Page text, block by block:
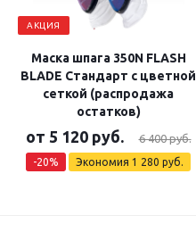
АКЦИЯ
Маска шпага 350N FLASH
BLADE Стандарт с цветной
сеткой (распродажа
остатков)
от 5 120 руб. 6 400 руб.
-20% Экономия 1 280 руб.